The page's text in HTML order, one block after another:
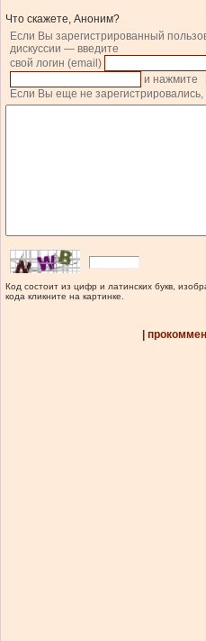
Что скажете, Аноним?
Если Вы зарегистрированный
дискуссии — введите
свой логин (email)
и нажмите
Если Вы еще не
Код состоит из цифр и латинских букв,
кода кликните на картинке.
|